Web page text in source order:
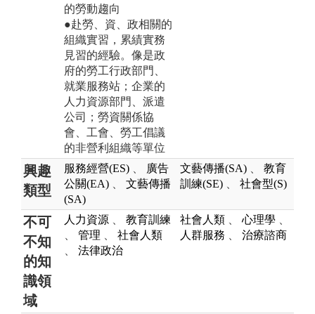
的勞動趨向
●赴勞、資、政相關的
組織實習，累績實務
見習的經驗。像是政
府的勞工行政部門、
就業服務站；企業的
人力資源部門、派遣
公司；勞資關係協
會、工會、勞工倡議
的非營利組織等單位
興趣
類型
服務經營(ES)
廣告
公關(EA)
文藝傳播
(SA)
文藝傳播(SA)
教育
訓練(SE)
社會型(S)
不可
不知
的知
識領
域
人力資源
教育訓練
管理
社會人類
法律政治
社會人類 心理學
人群服務
治療諮商